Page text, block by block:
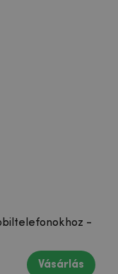
-
Vásárlás